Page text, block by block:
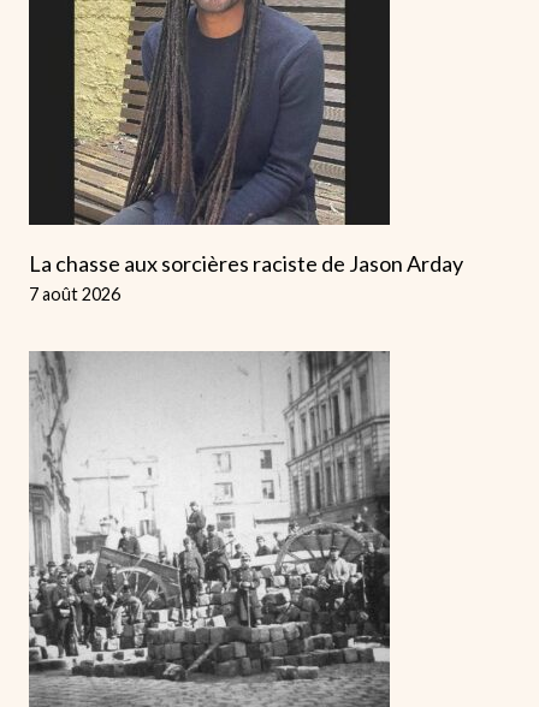
La chasse aux sorcières raciste de Jason Arday
7 août 2026